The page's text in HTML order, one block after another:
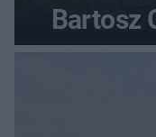
Bartosz